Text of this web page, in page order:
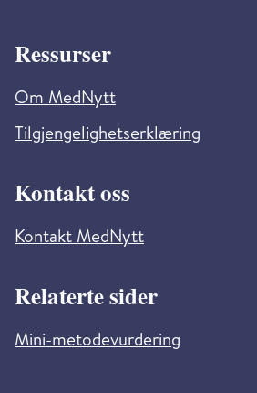
Ressurser
Om MedNytt
Tilgjengelighetserklæring
Kontakt oss
Kontakt MedNytt
Relaterte sider
Mini-metodevurdering